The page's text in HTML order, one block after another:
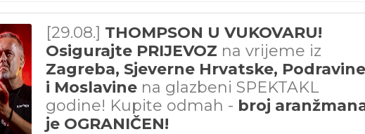
[29.08.] THOMPSON U VUKOVARU!
Osigurajte PRIJEVOZ na vrijeme iz
Zagreba, Sjeverne Hrvatske, Podravine
i Moslavine na glazbeni SPEKTAKL
godine! Kupite odmah - broj
je OGRANIČEN!